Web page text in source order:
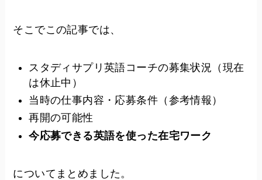
そこでこの記事では、
スタディサプリ英語コーチの募集状況（現在
は休止中）
当時の仕事内容・応募条件（参考情報）
再開の可能性
今応募できる英語を使った在宅ワーク
についてまとめました。